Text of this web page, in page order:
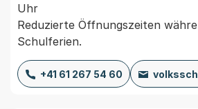
Uhr
Reduzierte Öffnungszeiten
Schulferien.
+41 61 267 54 60